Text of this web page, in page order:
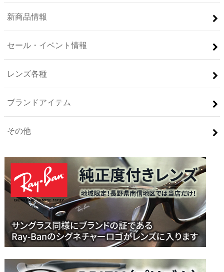
新商品情報
セール・イベント情報
レンズ各種
ブランドアイテム
その他